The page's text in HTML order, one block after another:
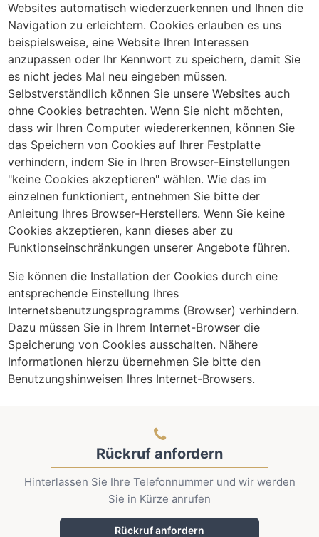
Websites automatisch wiederzuerkennen und Ihnen die
Navigation zu erleichtern. Cookies erlauben es uns
beispielsweise, eine Website Ihren Interessen
anzupassen oder Ihr Kennwort zu speichern, damit Sie
es nicht jedes Mal neu eingeben müssen.
Selbstverständlich können Sie unsere Websites auch
ohne Cookies betrachten. Wenn Sie nicht möchten,
dass wir Ihren Computer wiedererkennen, können Sie
das Speichern von Cookies auf Ihrer Festplatte
verhindern, indem Sie in Ihren Browser-Einstellungen
"keine Cookies akzeptieren" wählen. Wie das im
einzelnen funktioniert, entnehmen Sie bitte der
Anleitung Ihres Browser-Herstellers. Wenn Sie keine
Cookies akzeptieren, kann dieses aber zu
Funktionseinschränkungen unserer Angebote führen.
Sie können die Installation der Cookies durch eine
entsprechende Einstellung Ihres
Internetsbenutzungsprogramms (Browser) verhindern.
Dazu müssen Sie in Ihrem Internet-Browser die
Speicherung von Cookies ausschalten. Nähere
Informationen hierzu übernehmen Sie bitte den
Benutzungshinweisen Ihres Internet-Browsers.
Rückruf anfordern
Hinterlassen Sie Ihre Telefonnummer und wir werden
Sie in Kürze anrufen
Rückruf anfordern